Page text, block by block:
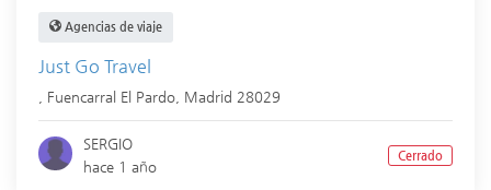
Agencias de viaje
Just Go Travel
Fuencarral El Pardo Madrid 28029
SERGIO
hace 1 año
Cerrado